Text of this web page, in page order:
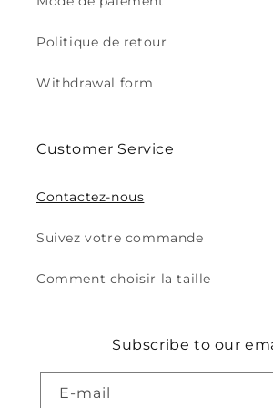
Politique de retour
Withdrawal form
Customer Service
Contactez-nous
Suivez votre commande
Comment choisir la taille
Subscribe to our
E-mail